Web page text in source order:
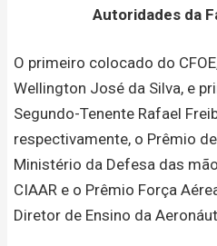
Autoridades da
O primeiro colocado do
Wellington José da Silva, e
Segundo-Tenente Rafael
respectivamente, o Prêmio
Ministério da Defesa das
CIAAR e o Prêmio Força
Diretor de Ensino da